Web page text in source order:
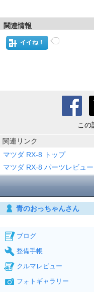
関連情報
イイね！
この
関連リンク
マツダ RX-8 トップ
マツダ RX-8 パーツレビュー
青のおっちゃんさん
ブログ
整備手帳
クルマレビュー
フォトギャラリー